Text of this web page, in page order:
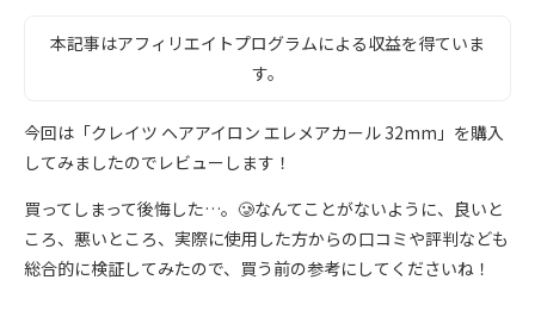
本記事はアフィリエイトプログラムによる収益を得ていま
す。
今回は「クレイツ ヘアアイロン エレメアカール 32mm」を購入
してみましたのでレビューします！
買ってしまって後悔した…。🥲なんてことがないように、良いと
ころ、悪いところ、実際に使用した方からの口コミや評判なども
総合的に検証してみたので、買う前の参考にしてくださいね！